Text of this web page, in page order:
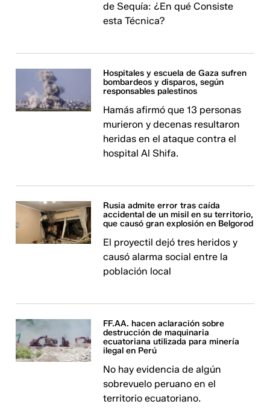
de Sequía: ¿En qué Consiste
esta Técnica?
Hospitales y escuela de Gaza sufren
bombardeos y disparos, según
responsables palestinos
Hamás afirmó que 13 personas
murieron y decenas resultaron
heridas en el ataque contra el
hospital Al Shifa.
Rusia admite error tras caída
accidental de un misil en su territorio,
que causó gran explosión en Belgorod
El proyectil dejó tres heridos y
causó alarma social entre la
población local
FF.AA. hacen aclaración sobre
destrucción de maquinaria
ecuatoriana utilizada para minería
ilegal en Perú
No hay evidencia de algún
sobrevuelo peruano en el
territorio ecuatoriano.